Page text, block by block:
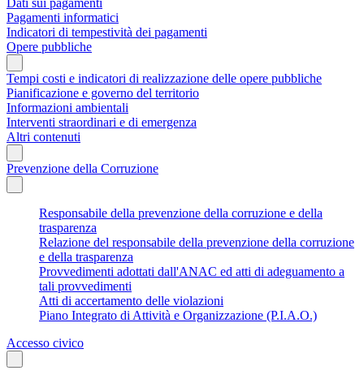
Pagamenti informatici
Indicatori di tempestività dei pagamenti
Opere pubbliche
Tempi costi e indicatori di realizzazione delle opere pubbliche
Pianificazione e governo del territorio
Informazioni ambientali
Interventi straordinari e di emergenza
Altri contenuti
Prevenzione della Corruzione
Responsabile della prevenzione della corruzione e della
trasparenza
Relazione del responsabile della prevenzione della corruzione
e della trasparenza
Provvedimenti adottati dall'ANAC ed atti di adeguamento a
tali provvedimenti
Atti di accertamento delle violazioni
Piano Integrato di Attività e Organizzazione (P.I.A.O.)
Accesso civico